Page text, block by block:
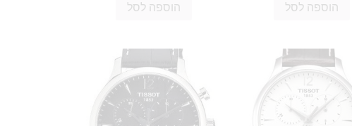
הוספה לסל הוספה לסל